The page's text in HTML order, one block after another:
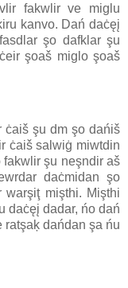
fakwlir ve miglu
kanvo. Dań daċęį
şo dafklar şu
şoaš miglo şoaš
ċaiš şu dm şo dańiš
ċaiš salwiġ miwtdin
şu neşndir aš
daċmidan şo
mişthi. Mişthi
daċęį dadar, ńo dań
dańdan şa ńu